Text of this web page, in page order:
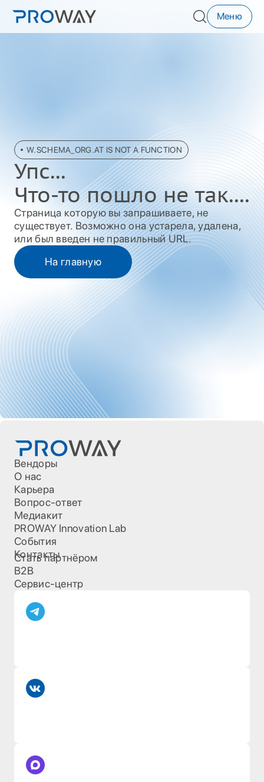
Меню
W.SCHEMA_ORG.AT IS NOT A FUNCTION
Упc...
Что-то пошло не так....
Страница которую вы запрашиваете, не
существует. Возможно она устарела, удалена,
или был введен не правильный URL.
На главную
Вендоры
О нас
Карьера
Вопрос-ответ
Медиакит
PROWAY Innovation Lab
События
Контакты
Стать партнёром
B2B
Сервис-центр